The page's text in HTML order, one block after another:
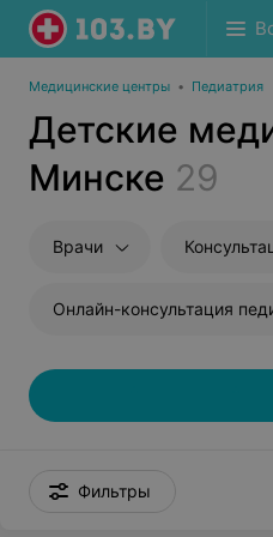
Медицинские центры • Педиатрия
Детские
Минске 29
Врачи
Онлайн-консультация
Фильтры